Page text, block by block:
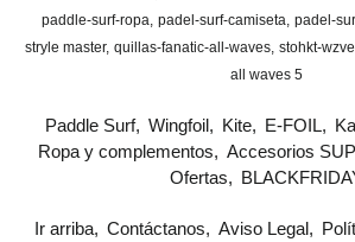
paddle-surf-ropa padel-surf-camiseta padel-
stryle master quillas-fanatic-all-waves stohkt-
all waves 5
Paddle Surf Wingfoil Kite E-FOIL
Ropa y complementos
Accesorios
Ofertas
Ir arriba Contáctanos Aviso Legal